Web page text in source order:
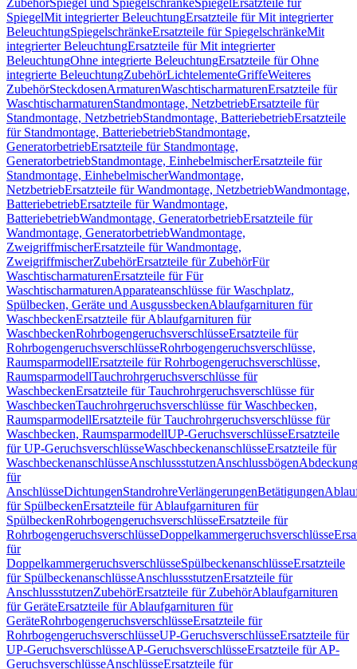
ZubehörSpiegel und SpiegelschränkeSpiegel Ersatzteile für
SpiegelMit integrierter BeleuchtungErsatzteile für Mit integrierter
BeleuchtungSpiegelschränkeErsatzteile für SpiegelschränkeMit
integrierter BeleuchtungErsatzteile für Mit integrierter
BeleuchtungOhne integrierte BeleuchtungErsatzteile für Ohne
integrierte BeleuchtungZubehörLichtelementeGriffeWeiteres
ZubehörSteckdosenArmaturenWaschtischarmaturenErsatzteile für
WaschtischarmaturenStandmontage, NetzbetriebErsatzteile für
Standmontage, NetzbetriebStandmontage, BatteriebetriebErsatzteile
für Standmontage, BatteriebetriebStandmontage,
GeneratorbetriebErsatzteile für Standmontage,
GeneratorbetriebStandmontage, EinhebelmischerErsatzteile für
Standmontage, EinhebelmischerWandmontage,
NetzbetriebErsatzteile für Wandmontage, NetzbetriebWandmontage,
BatteriebetriebErsatzteile für Wandmontage,
BatteriebetriebWandmontage, GeneratorbetriebErsatzteile für
Wandmontage, GeneratorbetriebWandmontage,
ZweigriffmischerErsatzteile für Wandmontage,
ZweigriffmischerZubehörErsatzteile für ZubehörFür
WaschtischarmaturenErsatzteile für Für
WaschtischarmaturenApparateanschlüsse für Waschplatz,
Spülbecken, Geräte und AusgussbeckenAblaufgarnituren für
WaschbeckenErsatzteile für Ablaufgarnituren für
WaschbeckenRohrbogengeruchsverschlüsseErsatzteile für
RohrbogengeruchsverschlüsseRohrbogengeruchsverschlüsse,
RaumsparmodellErsatzteile für Rohrbogengeruchsverschlüsse,
RaumsparmodellTauchrohrgeruchsverschlüsse für
WaschbeckenErsatzteile für Tauchrohrgeruchsverschlüsse für
WaschbeckenTauchrohrgeruchsverschlüsse für Waschbecken,
RaumsparmodellErsatzteile für Tauchrohrgeruchsverschlüsse für
Waschbecken, RaumsparmodellUP-GeruchsverschlüsseErsatzteile
für UP-GeruchsverschlüsseWaschbeckenanschlüsseErsatzteile für
WaschbeckenanschlüsseAnschlussstutzenAnschlussbögen
für
AnschlüsseDichtungenStandrohreVerlängerungenBetätigungen
für SpülbeckenErsatzteile für Ablaufgarnituren für
SpülbeckenRohrbogengeruchsverschlüsseErsatzteile für
RohrbogengeruchsverschlüsseDoppelkammergeruchsverschlüsse
für
DoppelkammergeruchsverschlüsseSpülbeckenanschlüsseErsatzteile
für SpülbeckenanschlüsseAnschlussstutzenErsatzteile für
AnschlussstutzenZubehörErsatzteile für ZubehörAblaufgarnituren
für GeräteErsatzteile für Ablaufgarnituren für
GeräteRohrbogengeruchsverschlüsseErsatzteile für
RohrbogengeruchsverschlüsseUP-GeruchsverschlüsseErsatzteile für
UP-GeruchsverschlüsseAP-GeruchsverschlüsseErsatzteile für AP-
GeruchsverschlüsseAnschlüsseErsatzteile für